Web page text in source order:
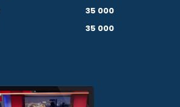
35 000
35 000